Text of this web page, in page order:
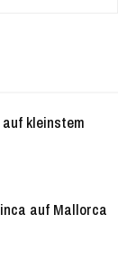
kleinstem
auf Mallorca